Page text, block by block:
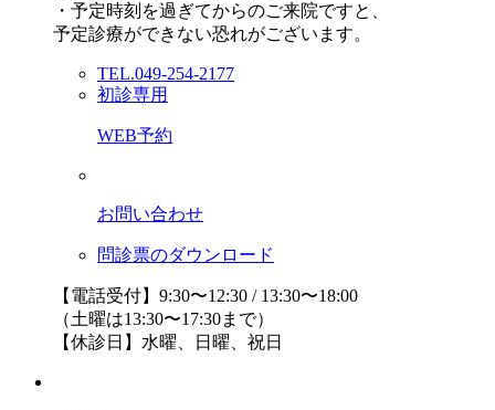
・予定時刻を過ぎてからのご来院ですと、
予定診療ができない恐れがございます。
TEL.049-254-2177
初診専用
WEB予約
お問い合わせ
問診票のダウンロード
【電話受付】9:30〜12:30 / 13:30〜18:00
（土曜は13:30〜17:30まで）
【休診日】水曜、日曜、祝日